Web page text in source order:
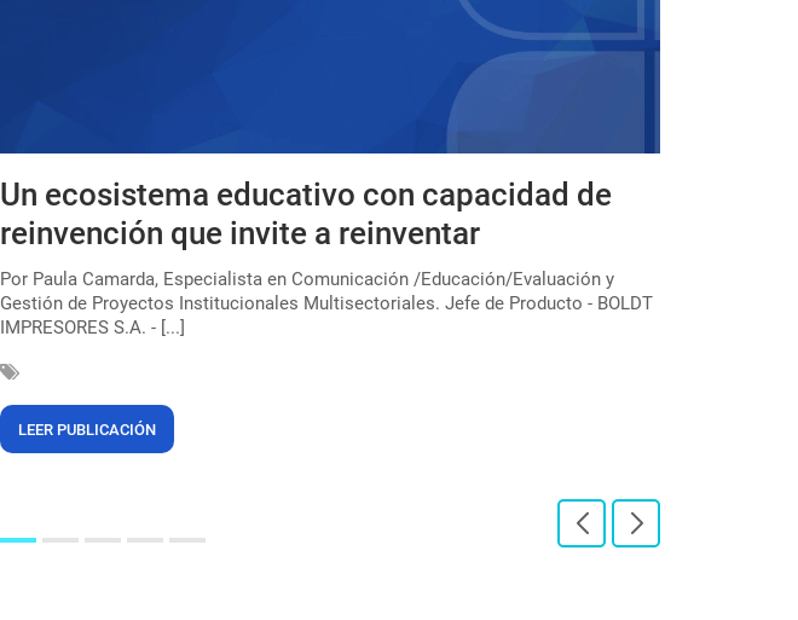
Un ecosistema educativo con capacidad de
reinvención que invite a reinventar
Por Paula Camarda, Especialista en Comunicación /Educación/Evaluación y
Gestión de Proyectos Institucionales Multisectoriales. Jefe de Producto - BOLDT
IMPRESORES S.A. - [...]
LEER PUBLICACIÓN